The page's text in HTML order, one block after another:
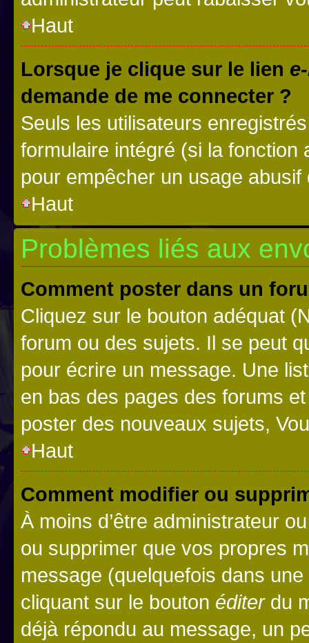
Haut
Lorsque je clique sur le lien
demande de me connecter ?
Seuls les utilisateurs
formulaire intégré (si la fonction
pour empêcher un usage
Haut
Problèmes liés aux
Comment poster dans un
Cliquez sur le bouton adéquat
forum ou des sujets. Il se peut
pour écrire un message. Une
en bas des pages des forums
poster des nouveaux sujets,
Haut
Comment modifier ou
À moins d’être administrateur
ou supprimer que vos propres
message (quelquefois dans
cliquant sur le bouton éditerdu
déjà répondu au message, un